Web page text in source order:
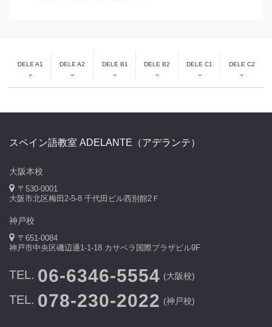
DELE A1 DELE A2 DELE B1 DELE B2 DELE C1 DELE C2
スペイン語教室 ADELANTE（アデランテ）
大阪本校
〒530-0001
大阪市北区梅田2-5-8 千代田ビル西別館2Ｆ
神戸校
〒651-0084
神戸市中央区磯辺通1-1-18 カサベラ国際プラザビル9F
TEL. 06-6346-5554 (大阪校)
TEL. 078-230-2022 (神戸校)